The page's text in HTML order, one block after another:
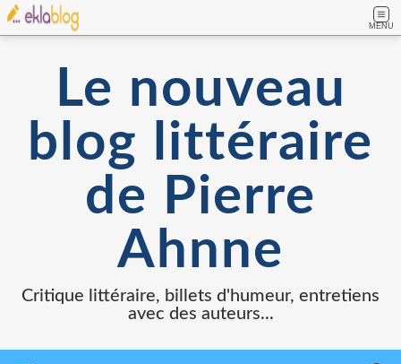
MENU
Le nouveau
blog littéraire
de Pierre
Ahnne
Critique littéraire, billets d'humeur, entretiens
avec des auteurs...